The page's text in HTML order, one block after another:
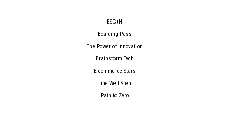
ESG+H
Boarding Pass
The Power of Innovation
Brainstorm Tech
E-commerce Stars
Time Well Spent
Path to Zero